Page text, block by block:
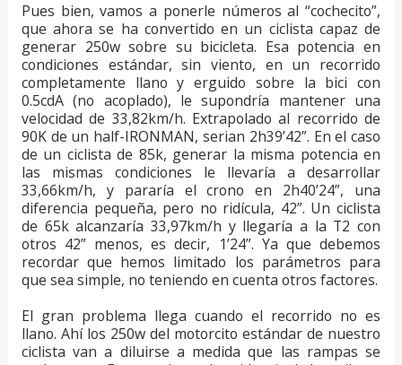
Pues bien, vamos a ponerle números al “cochecito”,
que ahora se ha convertido en un ciclista capaz de
generar 250w sobre su bicicleta. Esa potencia en
condiciones estándar, sin viento, en un recorrido
completamente llano y erguido sobre la bici con
0.5cdA (no acoplado), le supondría mantener una
velocidad de 33,82km/h. Extrapolado al recorrido de
90K de un half-IRONMAN, serian 2h39’42”. En el caso
de un ciclista de 85k, generar la misma potencia en
las mismas condiciones le llevaría a desarrollar
33,66km/h, y pararía el crono en 2h40’24”, una
diferencia pequeña, pero no ridícula, 42”. Un ciclista
de 65k alcanzaría 33,97km/h y llegaría a la T2 con
otros 42” menos, es decir, 1’24”. Ya que debemos
recordar que hemos limitado los parámetros para
que sea simple, no teniendo en cuenta otros factores.
El gran problema llega cuando el recorrido no es
llano. Ahí los 250w del motorcito estándar de nuestro
ciclista van a diluirse a medida que las rampas se